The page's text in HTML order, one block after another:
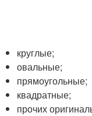
круглые;
овальные;
прямоугольные;
квадратные;
прочих